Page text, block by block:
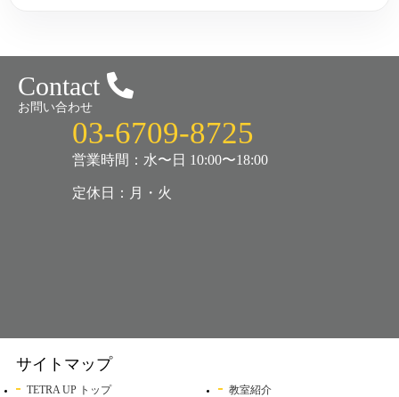
Contact
お問い合わせ
03-6709-8725
営業時間：水〜日 10:00〜18:00
定休日：月・火
サイトマップ
TETRA UP トップ 教室紹介